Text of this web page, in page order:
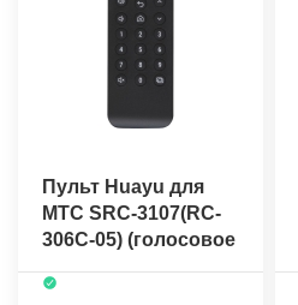
Пульт Huayu для
МТС SRC-3107(RC-
306C-05) (голосовое
батарейки